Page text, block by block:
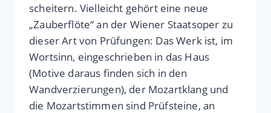
scheitern. Vielleicht gehört eine neue
„Zauberflöte“ an der Wiener Staatsoper zu
dieser Art von Prüfungen: Das Werk ist, im
Wortsinn, eingeschrieben in das Haus
(Motive daraus finden sich in den
Wandverzierungen), der Mozartklang und
die Mozartstimmen sind Prüfsteine, an